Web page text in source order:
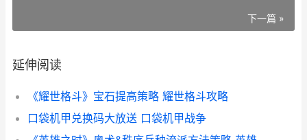
下一篇 »
延伸阅读
《耀世格斗》宝石提高策略 耀世格斗攻略
口袋机甲兑换码大放送 口袋机甲战争